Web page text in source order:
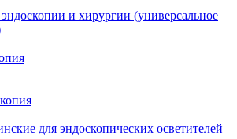
и хирургии (универсальное
для эндоскопических осветителей